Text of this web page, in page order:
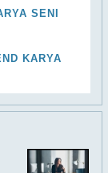
SENI
KARYA